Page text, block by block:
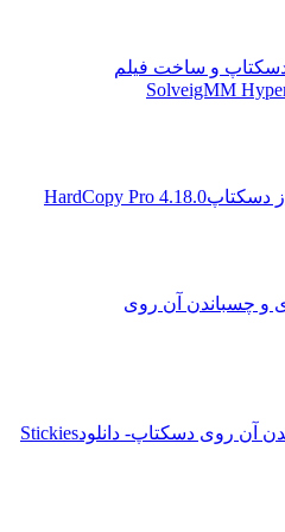
و ساخت فیلم
SolveigMM
HardCopy Pro 4.18.0
آن روی
روی دسکتاپ- دانلود Stickies